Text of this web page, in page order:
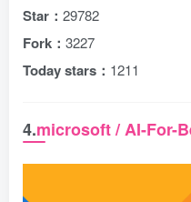
Star： 29782
Fork： 3227
Today stars： 1211
4.microsoft / AI-For-